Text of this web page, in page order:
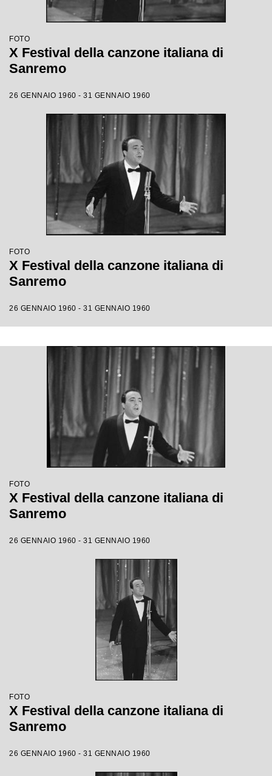
FOTO
X Festival della canzone italiana di
Sanremo
26 GENNAIO 1960 - 31 GENNAIO 1960
FOTO
X Festival della canzone italiana di
Sanremo
26 GENNAIO 1960 - 31 GENNAIO 1960
FOTO
X Festival della canzone italiana di
Sanremo
26 GENNAIO 1960 - 31 GENNAIO 1960
FOTO
X Festival della canzone italiana di
Sanremo
26 GENNAIO 1960 - 31 GENNAIO 1960